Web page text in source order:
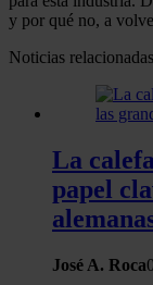
y por qué no, a
Noticias relacionadas
La
papel
José A. Roca